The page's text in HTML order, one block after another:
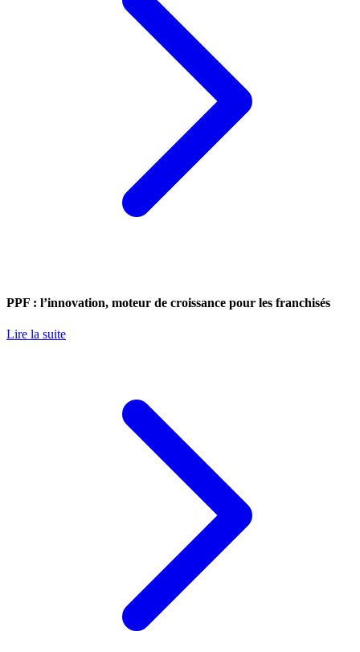
PPF : l’innovation, moteur de croissance pour les franchisés
Lire la suite